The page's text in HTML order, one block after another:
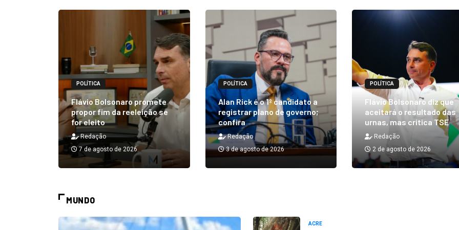
POLÍTICA
Flávio Bolsonaro promete
propor fim da reeleição se
for eleito
Redação
7 de agosto de 2026
POLÍTICA
Alan Rick é o 1º candidato a
registrar plano de governo;
confira
Redação
3 de agosto de 2026
POLÍTICA
Flávio Bolsonaro diz que
aceitará o resultado das
urnas, mas critica TSE
Redação
2 de agosto de 2026
MUNDO
ACRE